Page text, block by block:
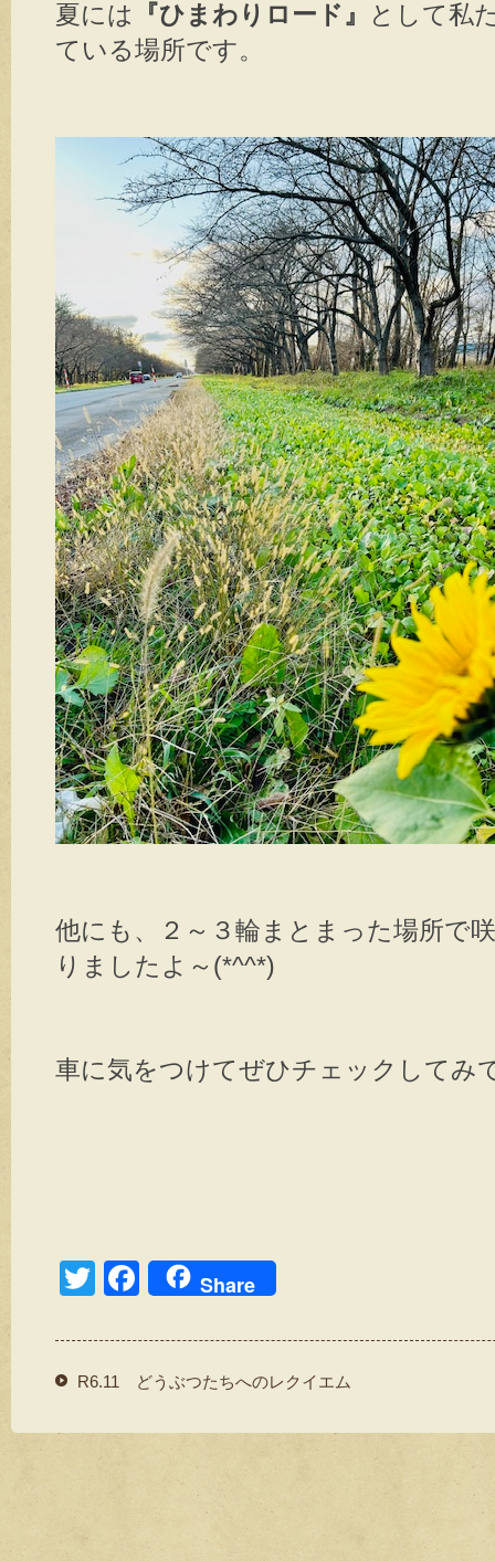
夏には 『ひまわりロード』
として私
ている場所です。
他にも、２～３輪まとまった場所で
りましたよ～(*^^*)
車に気をつけてぜひチェックしてみ
T
tt
er
F
c
e
Share
R6.11 どうぶつたちへのレクイエム